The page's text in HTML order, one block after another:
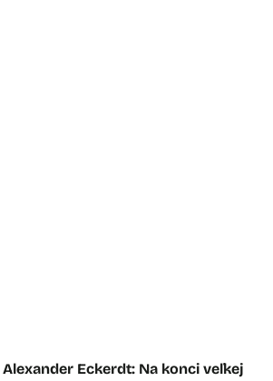
Alexander Eckerdt: Na konci veľkej